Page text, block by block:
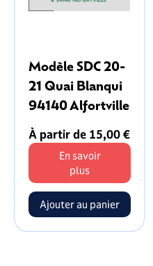
Modèle SDC 20-
21 Quai Blanqui
94140 Alfortville
À partir de 15,00 €
En savoir
plus